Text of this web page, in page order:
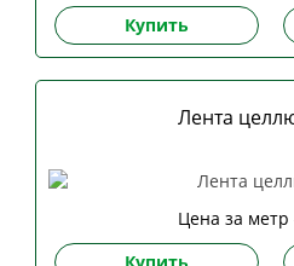
Купить
Лента
Цена за метр